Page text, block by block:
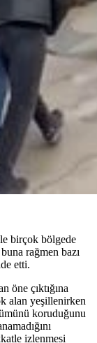
birçok bölgede
rağmen bazı
etti.
öne çıktığına
alan yeşillenirken
koruduğunu
izlenmesi